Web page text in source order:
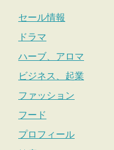
セール情報
ドラマ
ハーブ、アロマ
ビジネス、起業
ファッション
フード
プロフィール